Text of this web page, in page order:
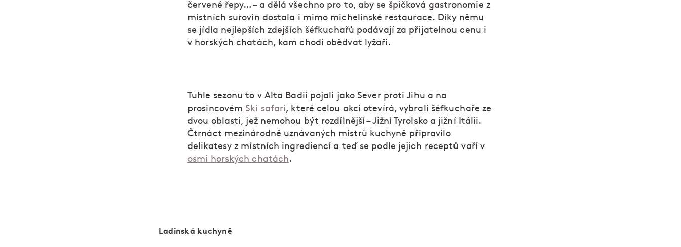
červené řepy… – a dělá všechno pro to, aby se špičková gastronomie z
místních surovin dostala i mimo michelinské restaurace. Díky němu
se jídla nejlepších zdejších šéfkuchařů podávají za přijatelnou cenu i
v horských chatách, kam chodí obědvat lyžaři.
Tuhle sezonu to v Alta Badii pojali jako Sever proti Jihu a na
prosincovémSki safari, které celou akci otevírá, vybrali šéfkuchaře ze
dvou oblasti, jež nemohou být rozdílnější – Jižní Tyrolsko a jižní Itálii.
Čtrnáct mezinárodně uznávaných mistrů kuchyně připravilo
delikatesy z místních ingrediencí a teď se podle jejich receptů vaří v
osmi horských chatách.
Ladinská kuchyně